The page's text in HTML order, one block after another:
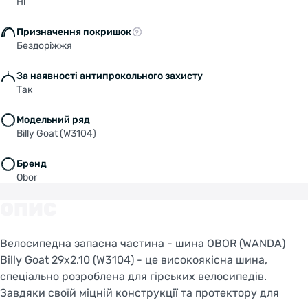
Призначення покришок
Бездоріжжя
За наявності антипрокольного захисту
Так
Модельний ряд
Billy Goat (W3104)
Бренд
Obor
Велосипедна запасна частина - шина OBOR (WANDA)
Billy Goat 29x2.10 (W3104) - це високоякісна шина,
спеціально розроблена для гірських велосипедів.
Завдяки своїй міцній конструкції та протектору для
SWITCH TO FACEBIKE.NL